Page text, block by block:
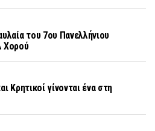
του 7ου Πανελλήνιου
Χορού
Κρητικοί γίνονται ένα στη